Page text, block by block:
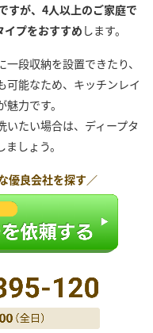
すが、4人以上のご家庭で
イプをおすすめ します。
段収納を設置できたり、
可能なため、キッチンレイ
力です。
たい場合は、ディープタ
しょう。
優良会社を探す／